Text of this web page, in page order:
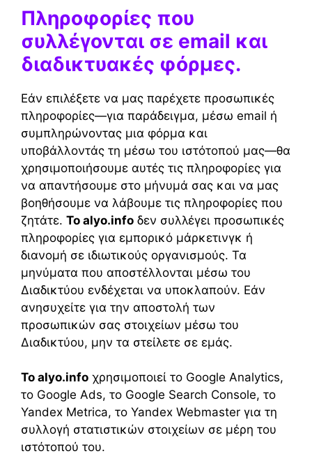
Πληροφορίες που
συλλέγονται σε email και
διαδικτυακές φόρμες.
Εάν επιλέξετε να μας παρέχετε προσωπικές
πληροφορίες—για παράδειγμα, μέσω email ή
συμπληρώνοντας μια φόρμα και
υποβάλλοντάς τη μέσω του ιστότοπού μας—θα
χρησιμοποιήσουμε αυτές τις πληροφορίες για
να απαντήσουμε στο μήνυμά σας και να μας
βοηθήσουμε να λάβουμε τις πληροφορίες που
ζητάτε. Το alyo.info δεν συλλέγει προσωπικές
πληροφορίες για εμπορικό μάρκετινγκ ή
διανομή σε ιδιωτικούς οργανισμούς. Τα
μηνύματα που αποστέλλονται μέσω του
Διαδικτύου ενδέχεται να υποκλαπούν. Εάν
ανησυχείτε για την αποστολή των
προσωπικών σας στοιχείων μέσω του
Διαδικτύου, μην τα στείλετε σε εμάς.
Το alyo.info χρησιμοποιεί το Google Analytics,
το Google Ads, το Google Search Console, το
Yandex Metrica, το Yandex Webmaster για τη
συλλογή στατιστικών στοιχείων σε μέρη του
ιστότοπού του.